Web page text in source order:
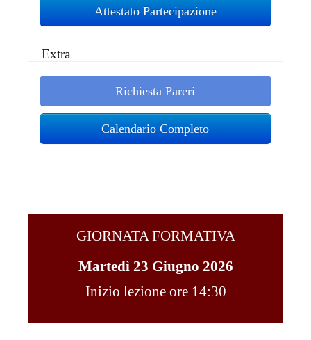
Attestato Partecipazione
Extra
Richiesta Pareri
Calendario Completo
GIORNATA FORMATIVA
Martedì 23 Giugno 2026
Inizio lezione ore 14:30